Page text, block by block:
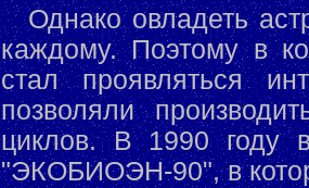
Однако овладеть
каждому. Поэтому в
стал проявляться
позволяли
циклов. В 1990 году
"ЭКОБИОЭН-90", в